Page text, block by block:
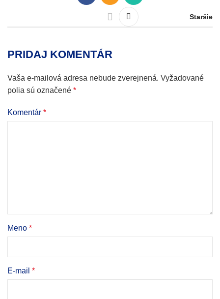
Staršie
PRIDAJ KOMENTÁR
Vaša e-mailová adresa nebude zverejnená. Vyžadované
polia sú označené *
Komentár *
Meno *
E-mail *